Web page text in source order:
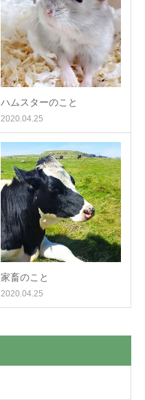
ハムスターのこと
2020.04.25
家畜のこと
2020.04.25